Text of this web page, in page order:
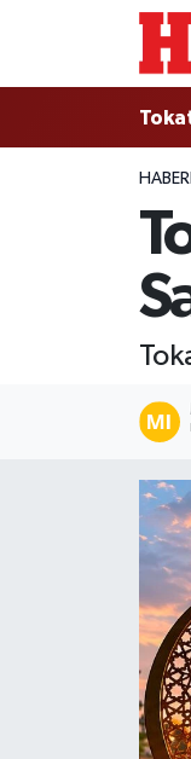
Tokat
Türkiye
Gündem
Tokat Haber
Nöbetçi
Hava
Tokat
Trafik Durumu
Süper Lig
Tüm
Haber Arşivi